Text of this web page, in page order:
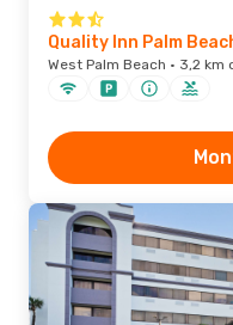
Quality Inn Palm
West Palm Beach · 3,2